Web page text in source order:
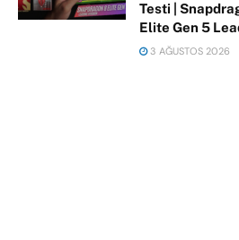
Testi |
Elite Gen 5
3 AĞUSTOS 2026